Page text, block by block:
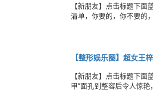
【新朋友】点击标题下
清单，你要的，你不要的
【整形娱乐圈】超女王
【新朋友】点击标题下
甲”面孔到整容后令人惊